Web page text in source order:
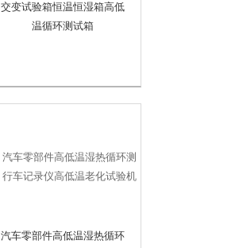
交变试验箱恒温恒湿箱高低
温循环测试箱
汽车零部件高低温湿热循环